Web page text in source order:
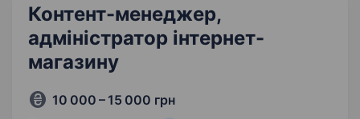
Контент-менеджер,
адміністратор інтернет-
магазину
10 000 – 15 000 грн